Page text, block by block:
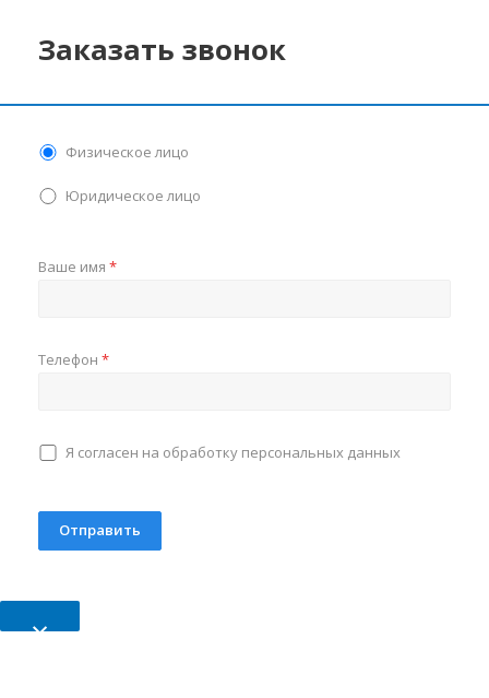
Заказать звонок
Физическое лицо
Юридическое лицо
Ваше имя *
Телефон *
Я согласен на обработку персональных данных
×